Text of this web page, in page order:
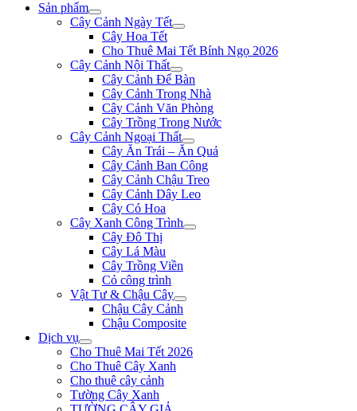
Sản phẩm
Cây Cảnh Ngày Tết
Cây Hoa Tết
Cho Thuê Mai Tết Bính Ngọ 2026
Cây Cảnh Nội Thất
Cây Cảnh Để Bàn
Cây Cảnh Trong Nhà
Cây Cảnh Văn Phòng
Cây Trồng Trong Nước
Cây Cảnh Ngoại Thất
Cây Ăn Trái – Ăn Quả
Cây Cảnh Ban Công
Cây Cảnh Chậu Treo
Cây Cảnh Dây Leo
Cây Có Hoa
Cây Xanh Công Trình
Cây Đô Thị
Cây Lá Màu
Cây Trồng Viền
Cỏ công trình
Vật Tư & Chậu Cây
Chậu Cây Cảnh
Chậu Composite
Dịch vụ
Cho Thuê Mai Tết 2026
Cho Thuê Cây Xanh
Cho thuê cây cảnh
Tường Cây Xanh